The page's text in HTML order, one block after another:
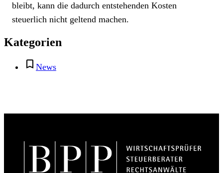
bleibt, kann die dadurch entstehenden Kosten
steuerlich nicht geltend machen.
Kategorien
News